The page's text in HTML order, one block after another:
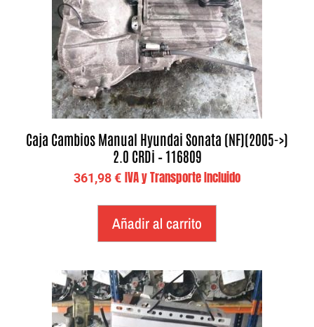
Caja Cambios Manual Hyundai Sonata (NF)(2005->)
2.0 CRDi – 116809
361,98€ IVA y Transporte Incluido
Añadir al carrito